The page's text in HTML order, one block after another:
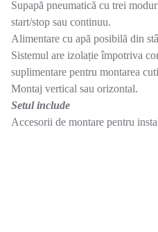
Supapă pneumatică cu trei
start/stop sau continuu.
Alimentare cu apă posibilă din
Sistemul are izolație împotriva
suplimentare pentru montarea
Montaj vertical sau orizontal.
Setul include
Accesorii de montare pentru